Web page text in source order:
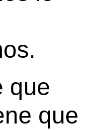
que
que